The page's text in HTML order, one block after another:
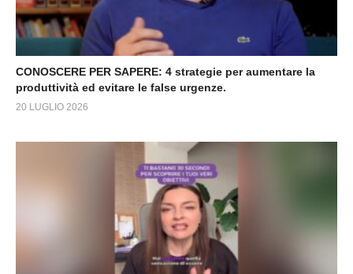
CONOSCERE PER SAPERE: 4 strategie per aumentare la
produttività ed evitare le false urgenze.
20 LUGLIO 2026